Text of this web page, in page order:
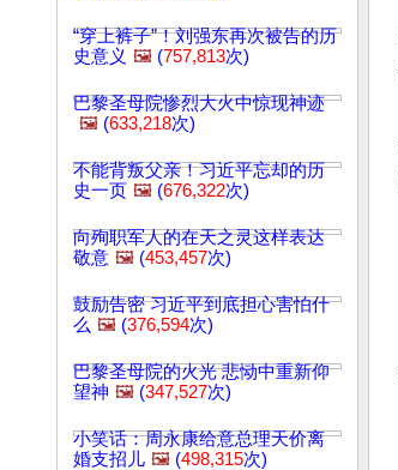
“穿上裤子”！刘强东再次被告的历
史意义 🖼️ (757,813次)
巴黎圣母院惨烈大火中惊现神迹
🖼️ (633,218次)
不能背叛父亲！习近平忘却的历
史一页 🖼️ (676,322次)
向殉职军人的在天之灵这样表达
敬意 🖼️ (453,457次)
鼓励告密 习近平到底担心害怕什
么 🖼️ (376,594次)
巴黎圣母院的火光 悲恸中重新仰
望神 🖼️ (347,527次)
小笑话：周永康给意总理天价离
婚支招儿 🖼️ (498,315次)